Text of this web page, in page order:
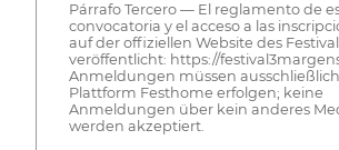
Párrafo Tercero — El reglamento de
convocatoria y el acceso a las
auf der offiziellen Website des
veröffentlicht: https://
Anmeldungen müssen
Plattform Festhome erfolgen; keine
Anmeldungen über kein anderes
werden akzeptiert.